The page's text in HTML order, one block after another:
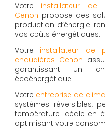
Votre installateur de
Cenon propose des
production d’énergie
vos coûts énergétiques.
Votre installateur de
chaudières Cenon
garantissant un
écoénergétique.
Votre entreprise de
systèmes réversibles,
température idéale en
optimisant votre